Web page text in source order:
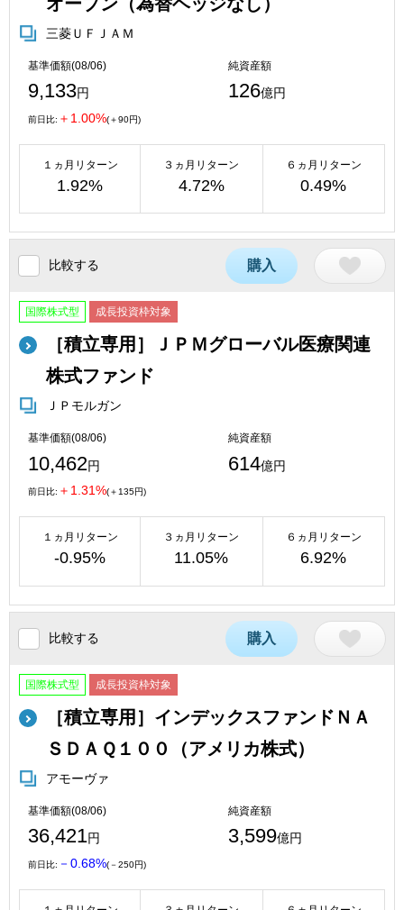
三菱ＵＦＪＡＭ
基準価額(08/06)
9,133円
純資産額
126億円
前日比: ＋1.00%(＋90円)
１ヵ月リターン
1.92%
３ヵ月リターン
4.72%
６ヵ月リターン
0.49%
比較する 購入
国際株式型 成長投資枠対象
［積立専用］ＪＰＭグローバル医療関連
株式ファンド
ＪＰモルガン
基準価額(08/06)
10,462円
純資産額
614億円
前日比: ＋1.31%(＋135円)
１ヵ月リターン
-0.95%
３ヵ月リターン
11.05%
６ヵ月リターン
6.92%
比較する 購入
国際株式型 成長投資枠対象
［積立専用］インデックスファンドＮＡ
ＳＤＡＱ１００（アメリカ株式）
アモーヴァ
基準価額(08/06)
36,421円
純資産額
3,599億円
前日比: －0.68%(－250円)